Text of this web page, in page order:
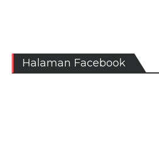
Halaman Facebook